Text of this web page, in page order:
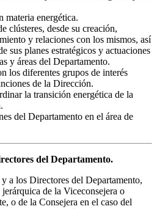
materia energética.
clústeres, desde su creación,
y relaciones con los mismos, así
sus planes estratégicos y actuaciones
y áreas del Departamento.
los diferentes grupos de interés
de la Dirección.
la transición energética de la
del Departamento en el área de
del Departamento.
a los Directores del Departamento,
de la Viceconsejera o
o de la Consejera en el caso del